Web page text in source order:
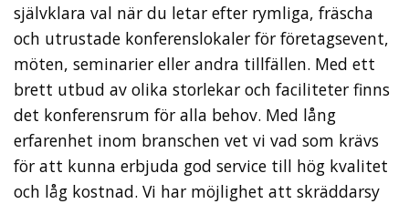
självklara val när du letar efter rymliga, fräscha
och utrustade konferenslokaler för företagsevent,
möten, seminarier eller andra tillfällen. Med ett
brett utbud av olika storlekar och faciliteter finns
det konferensrum för alla behov. Med lång
erfarenhet inom branschen vet vi vad som krävs
för att kunna erbjuda god service till hög kvalitet
och låg kostnad. Vi har möjlighet att skräddarsy